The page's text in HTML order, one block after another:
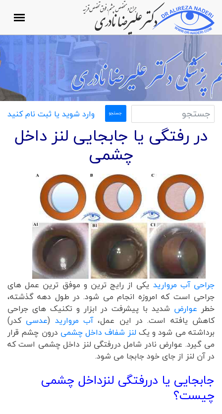
وارد شوید یا ثبت نام کنید
در رفتگی یا جابجایی لنز داخل
چشمی
جراحی آب مروارید یکی از رایج ترین و موفق ترین عمل های
جراحی است که امروزه انجام می شود. در طول دهه گذشته،
خطر عوارض شدید با پیشرفت در ابزار و تکنیک های جراحی
کاهش یافته است. در این عمل،آب مروارید (عدسیکدر)
برداشته می شود و یکلنز شفاف داخل چشمی درون چشم قرار
می گیرد. عوارض نادر شامل دررفتگی لنز داخل چشمی است که
در آن لنز از جای خود جابجا می شود.
جابجایی یا دررفتگی لنزداخل چشمی
چیست؟